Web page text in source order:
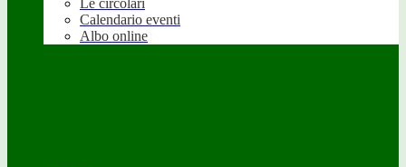
Le circolari
Calendario eventi
Albo online